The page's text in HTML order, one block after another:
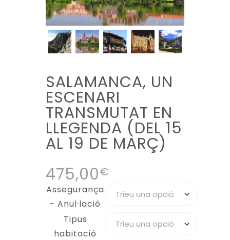
SALAMANCA, UN
ESCENARI
TRANSMUTAT EN
LLEGENDA (DEL 15
AL 19 DE MARÇ)
475,00€
Assegurança
- Anul·lació
Tipus
habitació